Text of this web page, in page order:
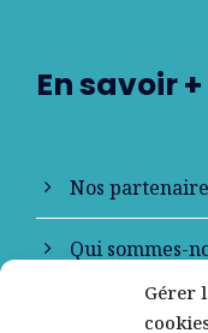
Gérer
En savoir +
Nos
Qui sommes-
Contactez-nous